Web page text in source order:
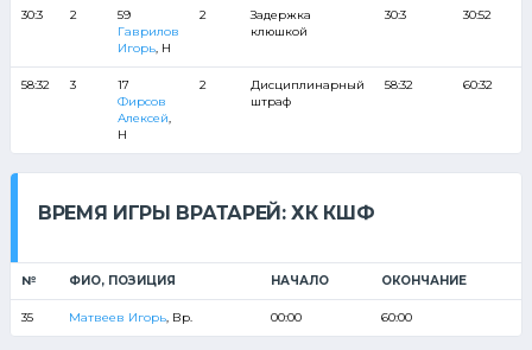
30:3 2
59
Гаврилов
Игорь, Н
2
Задержка
клюшкой
30:3 30:52
58:32 3
17
Фирсов
Алексей,
Н
2
Дисциплинарный
штраф
58:32 60:32
ВРЕМЯ ИГРЫ ВРАТАРЕЙ: ХК КШФ
№ ФИО, ПОЗИЦИЯ НАЧАЛО ОКОНЧАНИЕ
35 Матвеев Игорь, Вр. 00:00 60:00